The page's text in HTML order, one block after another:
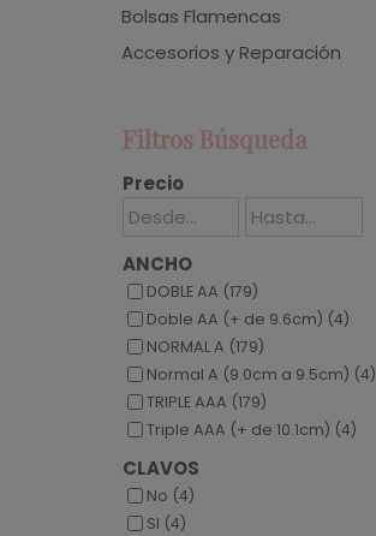
Bolsas Flamencas
Accesorios y Reparación
Filtros Búsqueda
Precio
ANCHO
DOBLE AA (179)
Doble AA (+ de 9.6cm) (4)
NORMAL A (179)
Normal A (9.0cm a 9.5cm) (4)
TRIPLE AAA (179)
Triple AAA (+ de 10.1cm) (4)
CLAVOS
No (4)
SI (4)